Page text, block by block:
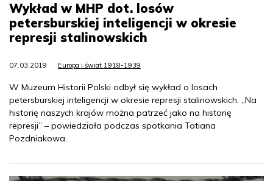
Wykład w MHP dot. losów
petersburskiej inteligencji w okresie
represji stalinowskich
07.03.2019 Europa i świat 1918-1939
W Muzeum Historii Polski odbył się wykład o losach
petersburskiej inteligencji w okresie represji stalinowskich. „Na
historię naszych krajów można patrzeć jako na historię
represji” – powiedziała podczas spotkania Tatiana
Pozdniakowa.